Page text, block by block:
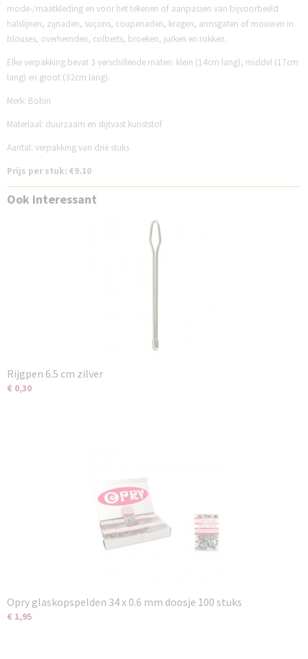
mode-/maatkleding en voor het tekenen of aanpassen van bijvoorbeeld
halslijnen, zijnaden, suçons, coupenaden, kragen, armsgaten of mouwen in
blouses, overhemden, colberts, broeken, jurken en rokken.
Elke verpakking bevat 3 verschillende maten: klein (14cm lang), middel (17cm
lang) en groot (32cm lang).
Merk: Bohin
Materiaal: duurzaam en slijtvast kunststof
Aantal: verpakking van drie stuks
Prijs per stuk: €9.10
Ook interessant
Rijgpen 6.5 cm zilver
€ 0,30
Opry glaskopspelden 34 x 0.6 mm doosje 100 stuks
€ 1,95